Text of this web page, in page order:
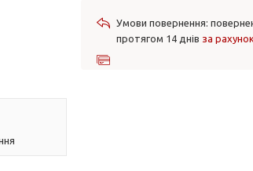
протягом 14 днів за